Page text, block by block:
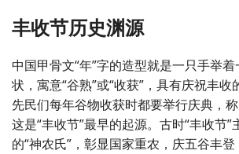
丰收节历史渊源
中国甲骨文“年”字的造型就是一只手举
状，寓意“谷熟”或“收获”，具有庆祝丰收
先民们每年谷物收获时都要举行庆典，
这是“丰收节”最早的起源。古时“丰收节
的“神农氏”，彰显国家重农，庆五谷丰